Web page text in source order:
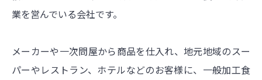
業を営んでいる会社です。
メーカーや一次問屋から商品を仕入れ、地元地域のスー
パーやレストラン、ホテルなどのお客様に、一般加工食